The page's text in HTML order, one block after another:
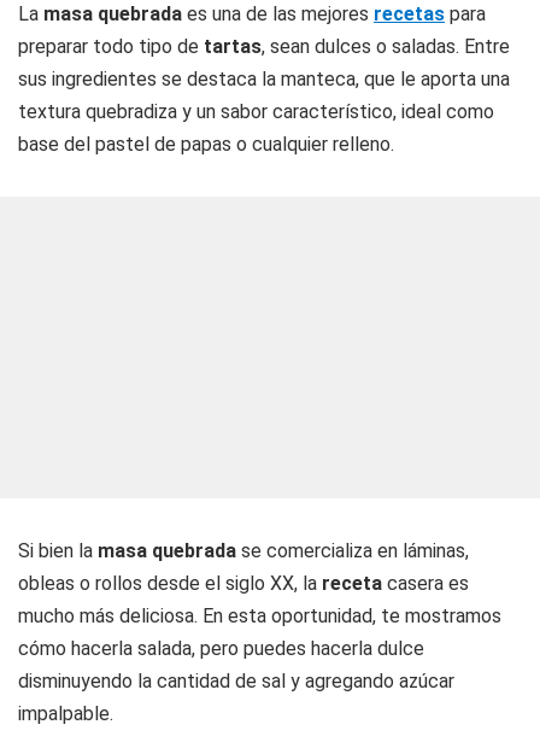
La masa quebrada es una de las mejores recetas para
preparar todo tipo de tartas, sean dulces o saladas. Entre
sus ingredientes se destaca la manteca, que le aporta una
textura quebradiza y un sabor característico, ideal como
base del pastel de papas o cualquier relleno.
Si bien la masa quebrada se comercializa en láminas,
obleas o rollos desde el siglo XX, la receta casera es
mucho más deliciosa. En esta oportunidad, te mostramos
cómo hacerla salada, pero puedes hacerla dulce
disminuyendo la cantidad de sal y agregando azúcar
impalpable.